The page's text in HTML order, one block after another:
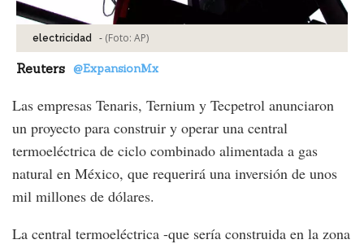
electricidad - (Foto: AP)
Reuters @ExpansionMx
Las empresas Tenaris, Ternium y Tecpetrol anunciaron
un proyecto para construir y operar una central
termoeléctrica de ciclo combinado alimentada a gas
natural en México, que requerirá una inversión de unos
mil millones de dólares.
La central termoeléctrica -que sería construida en la zona